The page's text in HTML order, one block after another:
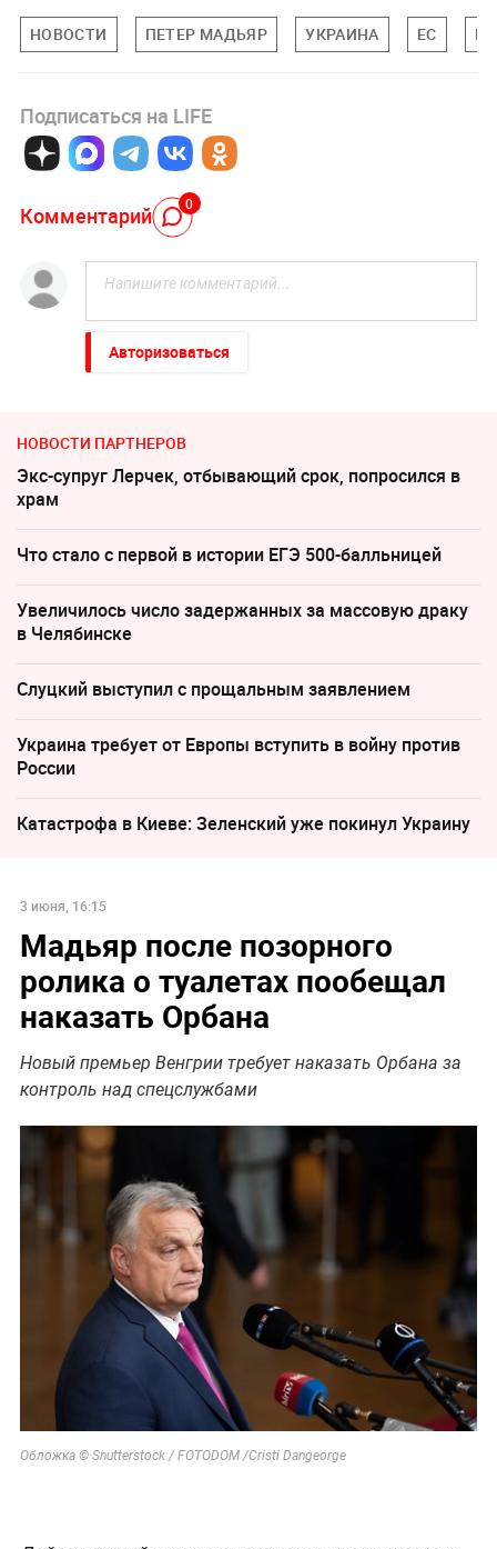
НОВОСТИ ПЕТЕР МАДЬЯР УКРАИНА ЕС
Подписаться на LIFE
Комментарий 0
Авторизоваться
НОВОСТИ ПАРТНЕРОВ
Экс-супруг Лерчек, отбывающий срок, попросился в
храм
Что стало с первой в истории ЕГЭ 500-балльницей
Увеличилось число задержанных за массовую драку
в Челябинске
Слуцкий выступил с прощальным заявлением
Украина требует от Европы вступить в войну против
России
Катастрофа в Киеве: Зеленский уже покинул Украину
3 июня, 16:15
Мадьяр после позорного
ролика о туалетах пообещал
наказать Орбана
Новый премьер Венгрии требует наказать Орбана за
контроль над спецслужбами
Обложка © Shutterstock / FOTODOM /Cristi Dangeorge